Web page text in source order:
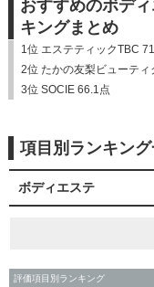
おすすめのボデ
キングまとめ
1位 エステティックTBC
2位 たかの友梨ビューティ
3位 SOCIE 66.1点
項目別ランキン
ボディエステ
評価項目別ランキング